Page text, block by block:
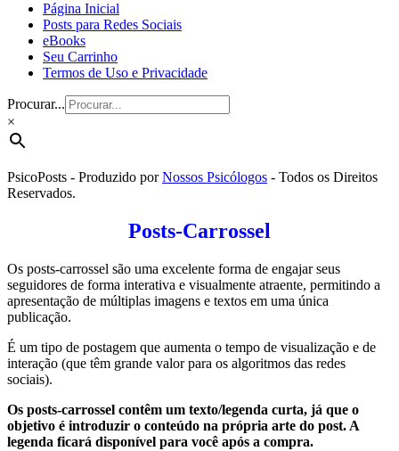
Página Inicial
Posts para Redes Sociais
eBooks
Seu Carrinho
Termos de Uso e Privacidade
Procurar...
×
PsicoPosts - Produzido porNossos Psicólogos - Todos os Direitos
Reservados.
Posts-Carrossel
Os posts-carrossel são uma excelente forma de engajar seus
seguidores de forma interativa e visualmente atraente, permitindo a
apresentação de múltiplas imagens e textos em uma única
publicação.
É um tipo de postagem que aumenta o tempo de visualização e de
interação (que têm grande valor para os algoritmos das redes
sociais).
Os posts-carrossel contêm um texto/legenda curta, já que o
objetivo é introduzir o conteúdo na própria arte do post. A
legenda ficará disponível para você após a compra.